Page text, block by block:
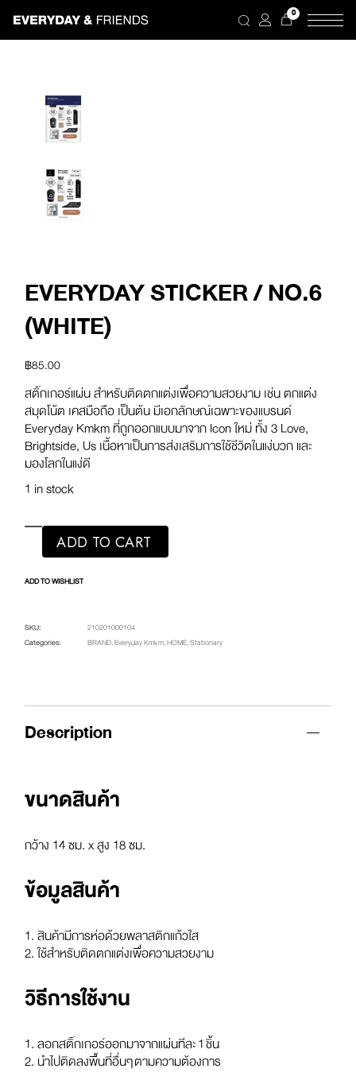
the
0
EVERYDAY STICKER / NO.6
(WHITE)
฿85.00
สติ๊กเกอร์แผ่น สําหรับติดตกแต่งเพื่อความสวยงาม เช่น ตกแต่ง
สมุดโน้ต เคสมือถือ เป็นต้น มีเอกลักษณ์เฉพาะของแบรนด์
Everyday Kmkm ที่ถูกออกแบบมาจาก Icon ใหม่ ทั้ง 3 Love,
Brightside, Us เนื้อหาเป็นการส่งเสริมการใช้ชีวิตในแง่บวก และ
มองโลกในแง่ดี
1 in stock
ADD TO CART
ADD TO WISHLIST
SKU:
210201000104
Categories:
BRAND,Everyday Kmkm,HOME,Stationary
Description
ขนาดสินค้า
กว้าง 14 ซม. x สูง 18 ซม.
ข้อมูลสินค้า
1. สินค้ามีการห่อด้วยพลาสติกแก้วใส
2. ใช้สำหรับติดตกแต่งเพื่อความสวยงาม
วิธีการใช้งาน
1. ลอกสติ๊กเกอร์ออกมาจากแผ่นทีละ 1 ชิ้น
2. นำไปติดลงพื้นที่อื่นๆ ตามความต้องการ